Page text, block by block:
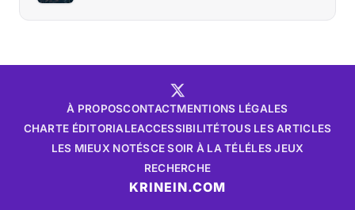
À PROPOSCONTACTMENTIONS LÉGALES
CHARTE ÉDITORIALEACCESSIBILITÉTOUS LES ARTICLES
LES MIEUX NOTÉSCE SOIR À LA TÉLÉLES JEUX
RECHERCHE
KRINEIN.COM